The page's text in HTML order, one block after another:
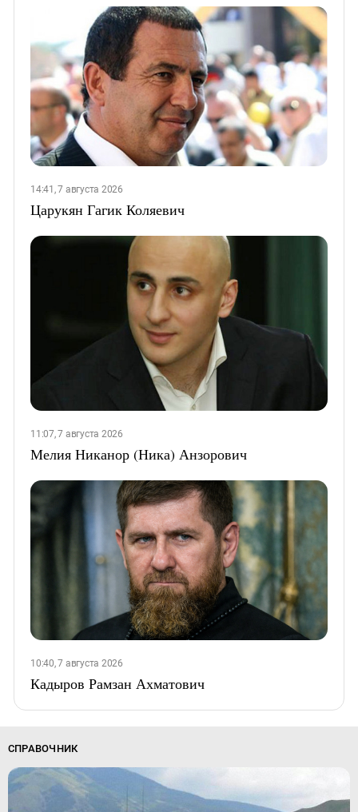
14:41, 7 августа 2026
Царукян Гагик Коляевич
11:07, 7 августа 2026
Мелия Никанор (Ника) Анзорович
10:40, 7 августа 2026
Кадыров Рамзан Ахматович
СПРАВОЧНИК